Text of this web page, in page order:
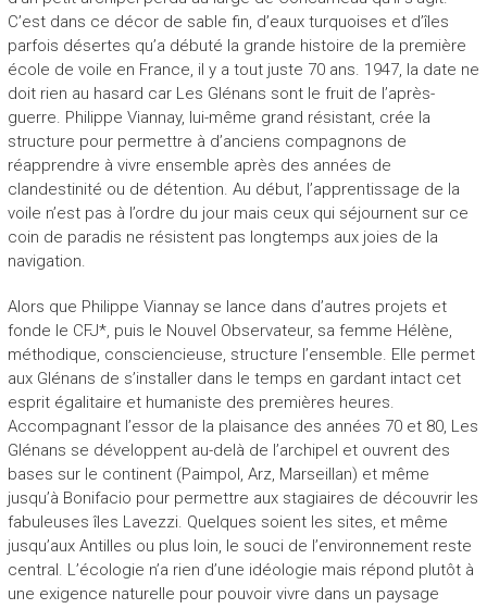
C’est dans ce décor de sable fin, d’eaux turquoises et d’îles
parfois désertes qu’a débuté la grande histoire de la première
école de voile en France, il y a tout juste 70 ans. 1947, la date ne
doit rien au hasard car Les Glénans sont le fruit de l’après-
guerre. Philippe Viannay, lui-même grand résistant, crée la
structure pour permettre à d’anciens compagnons de
réapprendre à vivre ensemble après des années de
clandestinité ou de détention. Au début, l’apprentissage de la
voile n’est pas à l’ordre du jour mais ceux qui séjournent sur ce
coin de paradis ne résistent pas longtemps aux joies de la
navigation.
Alors que Philippe Viannay se lance dans d’autres projets et
fonde le CFJ*, puis le Nouvel Observateur, sa femme Hélène,
méthodique, consciencieuse, structure l’ensemble. Elle permet
aux Glénans de s’installer dans le temps en gardant intact cet
esprit égalitaire et humaniste des premières heures.
Accompagnant l’essor de la plaisance des années 70 et 80, Les
Glénans se développent au-delà de l’archipel et ouvrent des
bases sur le continent (Paimpol, Arz, Marseillan) et même
jusqu’à Bonifacio pour permettre aux stagiaires de découvrir les
fabuleuses îles Lavezzi. Quelques soient les sites, et même
jusqu’aux Antilles ou plus loin, le souci de l’environnement reste
central. L’écologie n’a rien d’une idéologie mais répond plutôt à
une exigence naturelle pour pouvoir vivre dans un paysage